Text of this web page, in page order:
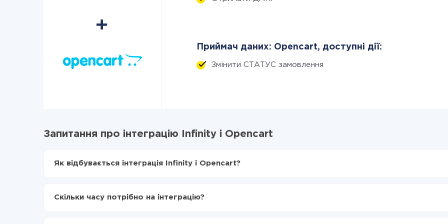
Приймач даних: Opencart, доступні дії:
Змінити СТАТУС замовлення
Запитання про інтеграцію Infinity і Opencart
Як відбувається інтеграція Infinity і Opencart?
Включаєте автооновлення
Скільки часу потрібно на інтеграцію?